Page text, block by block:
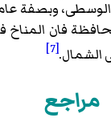
وبصفة
فان المناخ
الشمال.[7]
مراجع